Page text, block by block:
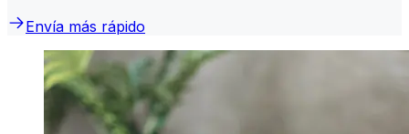
Envía más rápido